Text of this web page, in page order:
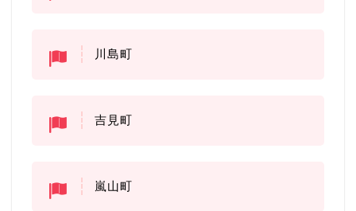
川島町
吉見町
嵐山町